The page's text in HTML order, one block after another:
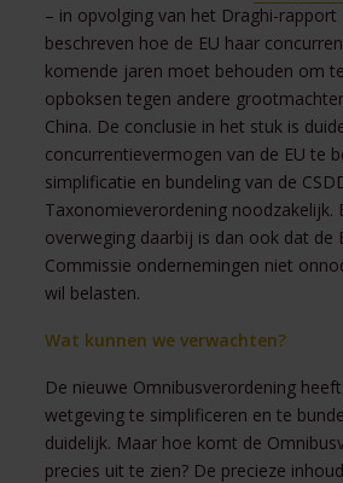
– in opvolging van het Draghi-rapport
beschreven hoe de EU haar
komende jaren moet behouden om
opboksen tegen andere
China. De conclusie in het stuk is
concurrentievermogen van de EU te
simplificatie en bundeling van de
Taxonomieverordening noodzakelijk.
overweging daarbij is dan ook dat de
Commissie ondernemingen niet
wil belasten.
Wat kunnen we verwachten?
De nieuwe Omnibusverordening
wetgeving te simplificeren en te
duidelijk. Maar hoe komt de
precies uit te zien? De precieze